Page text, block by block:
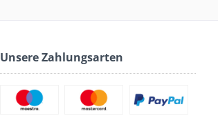
Unsere Zahlungsarten